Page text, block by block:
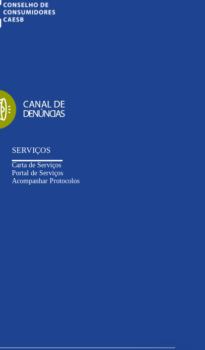
SERVIÇOS
Carta de Serviços
Portal de Serviços
Acompanhar Protocolos